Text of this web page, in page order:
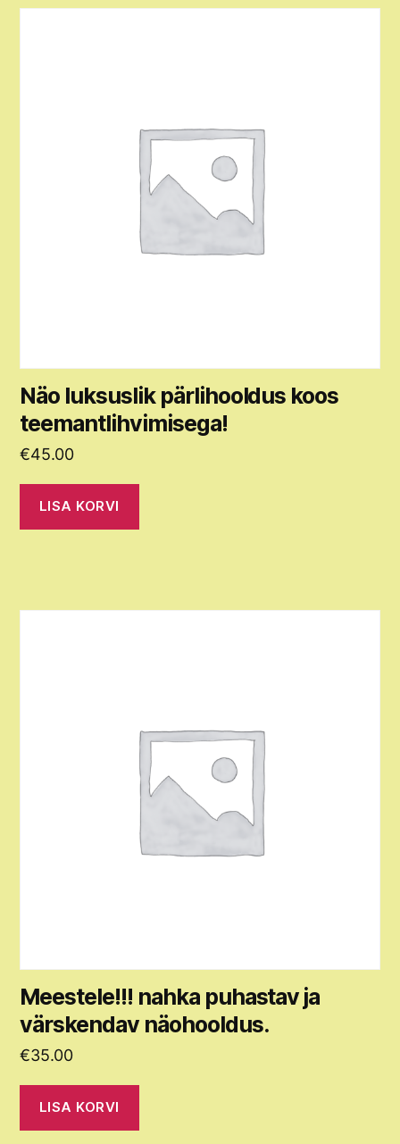
Näo luksuslik pärlihooldus koos
teemantlihvimisega!
€45.00
LISA KORVI
Meestele!!! nahka puhastav ja
värskendav näohooldus.
€35.00
LISA KORVI